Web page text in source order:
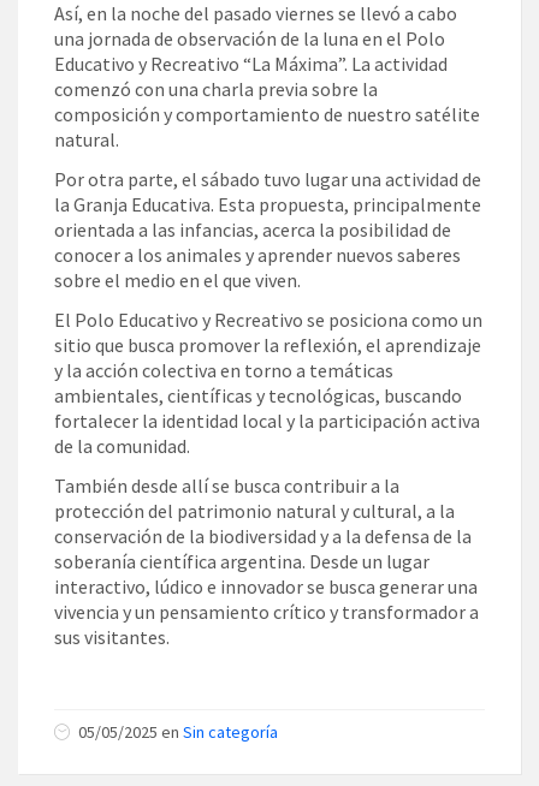
Así, en la noche del pasado viernes se llevó a cabo
una jornada de observación de la luna en el Polo
Educativo y Recreativo “La Máxima”. La actividad
comenzó con una charla previa sobre la
composición y comportamiento de nuestro satélite
natural.
Por otra parte, el sábado tuvo lugar una actividad de
la Granja Educativa. Esta propuesta, principalmente
orientada a las infancias, acerca la posibilidad de
conocer a los animales y aprender nuevos saberes
sobre el medio en el que viven.
El Polo Educativo y Recreativo se posiciona como un
sitio que busca promover la reflexión, el aprendizaje
y la acción colectiva en torno a temáticas
ambientales, científicas y tecnológicas, buscando
fortalecer la identidad local y la participación activa
de la comunidad.
También desde allí se busca contribuir a la
protección del patrimonio natural y cultural, a la
conservación de la biodiversidad y a la defensa de la
soberanía científica argentina. Desde un lugar
interactivo, lúdico e innovador se busca generar una
vivencia y un pensamiento crítico y transformador a
sus visitantes.
05/05/2025 en Sin categoría